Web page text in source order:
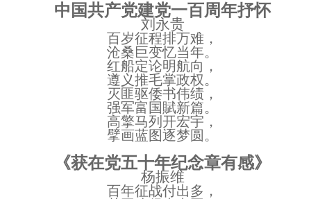
中国共产党建党一百周年抒怀
刘永贵
百岁征程排万难，
沧桑巨变忆当年。
红船定论明航向，
遵义推毛掌政权。
灭匪驱倭书伟绩，
强军富国賦新篇。
高擎马列开宏宇，
擘画蓝图逐梦圆。
《获在党五十年纪念章有感》
杨振维
百年征战付出多，